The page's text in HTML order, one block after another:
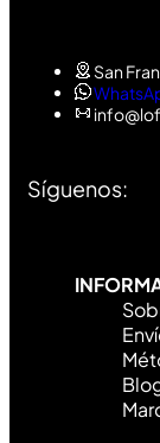
San
Síguenos: